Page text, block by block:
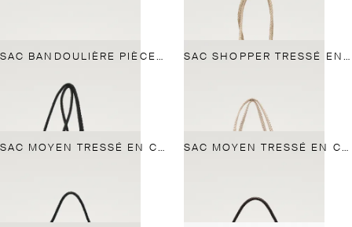
SAC BANDOULIÈRE PIÈCES BOIS SAC SHOPPER TRESSÉ EN CUIR NAPPA
SAC MOYEN TRESSÉ EN CUIR NAPPA SAC MOYEN TRESSÉ EN CUIR NAPPA